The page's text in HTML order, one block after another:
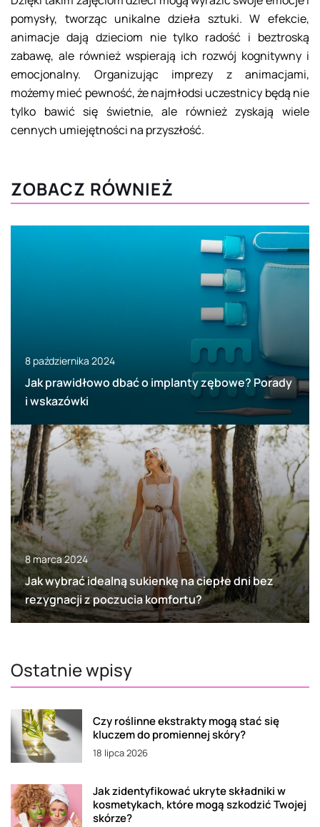
pomysły, tworząc unikalne dzieła sztuki. W efekcie,
animacje dają dzieciom nie tylko radość i beztroską
zabawę, ale również wspierają ich rozwój kognitywny i
emocjonalny. Organizując imprezy z animacjami,
możemy mieć pewność, że najmłodsi uczestnicy będą nie
tylko bawić się świetnie, ale również zyskają wiele
cennych umiejętności na przyszłość.
ZOBACZ RÓWNIEŻ
8 października 2024
Jak prawidłowo dbać o implanty zębowe? Porady
i wskazówki
8 marca 2024
Jak wybrać idealną sukienkę na ciepłe dni bez
rezygnacji z poczucia komfortu?
Ostatnie wpisy
Czy roślinne ekstrakty mogą stać się
kluczem do promiennej skóry?
18 lipca 2026
Jak zidentyfikować ukryte składniki w
kosmetykach, które mogą szkodzić Twojej
skórze?